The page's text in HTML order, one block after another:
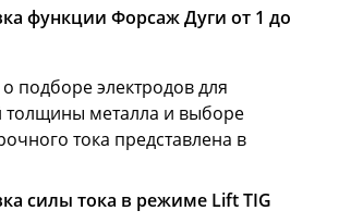
функции Форсаж Дуги от 1 до
подборе электродов для
толщины металла и выборе
тока представлена в
силы тока в режиме Lift TIG